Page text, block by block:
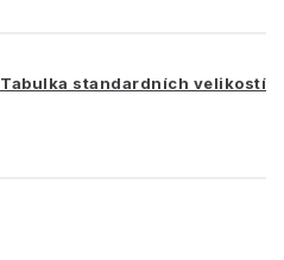
Tabulka standardních velikostí